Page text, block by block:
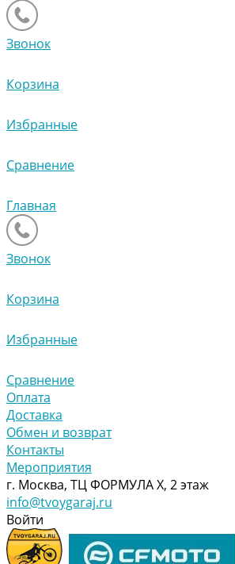
Звонок
Корзина
Избранные
Сравнение
Главная
Звонок
Корзина
Избранные
Сравнение
Оплата
Доставка
Обмен и возврат
Контакты
Мероприятия
г. Москва, ТЦ ФОРМУЛА Х, 2 этаж
info@tvoygaraj.ru
Войти